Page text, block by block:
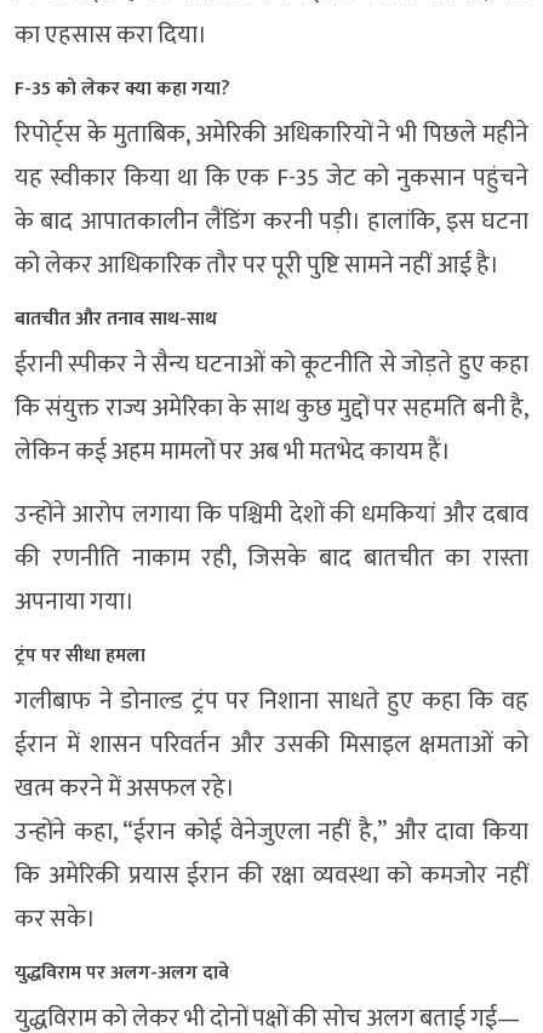
का एहसास करा दिया।
F-35 को लेकर क्या कहा गया?
रिपोर्ट्स के मुताबिक, अमेरिकी अधिकारियों ने भी पिछले महीने
यह स्वीकार किया था कि एक F-35 जेट को नुकसान पहुंचने
के बाद आपातकालीन लैंडिंग करनी पड़ी। हालांकि, इस घटना
को लेकर आधिकारिक तौर पर पूरी पुष्टि सामने नहीं आई है।
बातचीत और तनाव साथ-साथ
ईरानी स्पीकर ने सैन्य घटनाओं को कूटनीति से जोड़ते हुए कहा
किसंयुक्त राज्य अमेरिकाके साथ कुछ मुद्दों पर सहमति बनी है,
लेकिन कई अहम मामलों पर अब भी मतभेद कायम हैं।
उन्होंने आरोप लगाया कि पश्चिमी देशों की धमकियां और दबाव
की रणनीति नाकाम रही, जिसके बाद बातचीत का रास्ता
अपनाया गया।
ट्रंप पर सीधा हमला
गलीबाफ नेडोनाल्ड ट्रंपपर निशाना साधते हुए कहा कि वह
ईरान में शासन परिवर्तन और उसकी मिसाइल क्षमताओं को
खत्म करने में असफल रहे।
उन्होंने कहा, “ईरान कोई वेनेजुएला नहीं है,” और दावा किया
कि अमेरिकी प्रयास ईरान की रक्षा व्यवस्था को कमजोर नहीं
कर सके।
युद्धविराम पर अलग-अलग दावे
युद्धविराम को लेकर भी दोनों पक्षों की सोच अलग बताई गई—